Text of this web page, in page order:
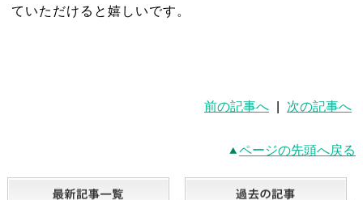
ていただけると嬉しいです。
前の記事へ 次の記事へ
ページの先頭へ戻る
最新記事一覧